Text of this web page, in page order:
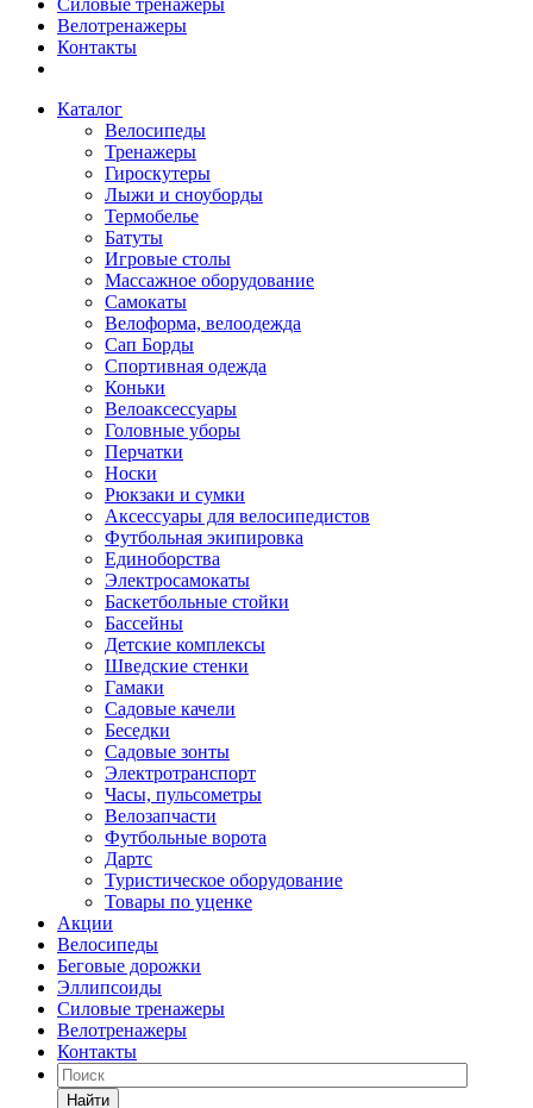
Силовые тренажеры
Велотренажеры
Контакты
Каталог
Велосипеды
Тренажеры
Гироскутеры
Лыжи и сноуборды
Термобелье
Батуты
Игровые столы
Массажное оборудование
Самокаты
Велоформа, велоодежда
Сап Борды
Спортивная одежда
Коньки
Велоаксессуары
Головные уборы
Перчатки
Носки
Рюкзаки и сумки
Аксессуары для велосипедистов
Футбольная экипировка
Единоборства
Электросамокаты
Баскетбольные стойки
Бассейны
Детские комплексы
Шведские стенки
Гамаки
Садовые качели
Беседки
Садовые зонты
Электротранспорт
Часы, пульсометры
Велозапчасти
Футбольные ворота
Дартс
Туристическое оборудование
Товары по уценке
Акции
Велосипеды
Беговые дорожки
Эллипсоиды
Силовые тренажеры
Велотренажеры
Контакты
Найти